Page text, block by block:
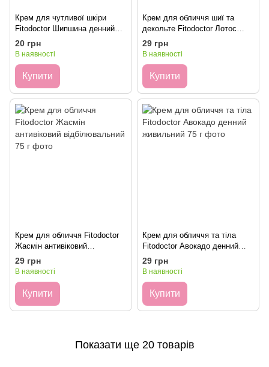
Крем для чутливої шкіри
Fitodoctor Шипшина денний
зволожувальний 44 г
20 грн
В наявності
Купити
Крем для обличчя шиї та
декольте Fitodoctor Лотос
нічний від зморшок 75 г
29 грн
В наявності
Купити
Крем для обличчя Fitodoctor
Жасмін антивіковий
відбілювальний 75 г
29 грн
В наявності
Купити
Крем для обличчя та тіла
Fitodoctor Авокадо денний
живильний 75 г
29 грн
В наявності
Купити
Показати ще 20 товарів